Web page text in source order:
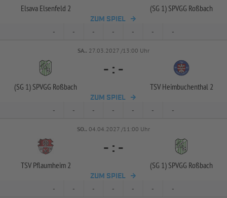
Elsava Elsenfeld 2 (SG 1) SPVGG Roßbach
ZUM SPIEL
- - - - - - -
SA.. 27.03.2027 /13:00 Uhr
(SG 1) SPVGG Roßbach
- : -
TSV Heimbuchenthal 2
ZUM SPIEL
- - - - - - -
SO.. 04.04.2027 /11:00 Uhr
TSV Pflaumheim 2
- : -
(SG 1) SPVGG Roßbach
ZUM SPIEL
- - - - - - -